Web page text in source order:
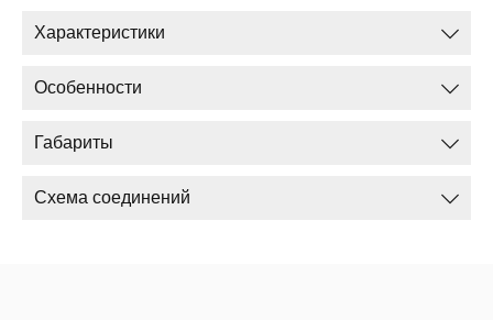
Характеристики
Особенности
Габариты
Схема соединений